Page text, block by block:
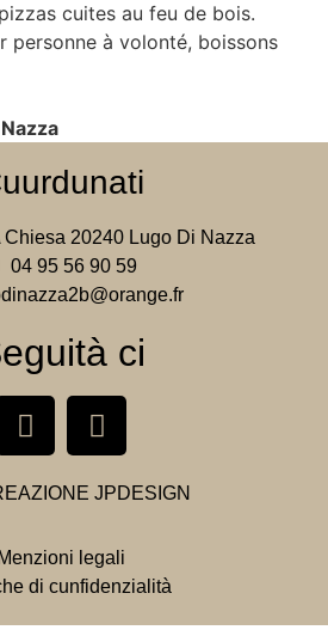
cuites au feu de bois.
personne à volonté, boissons
Chiesa 20240 Lugo Di Nazza
04 95 56 90 59
ci
JPDESIGN
Menzioni legali
di cunfidenzialità